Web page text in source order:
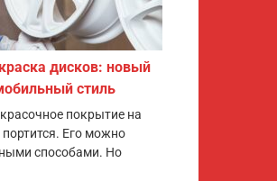
дисков: новый
стиль
покрытие на
Его можно
способами. Но